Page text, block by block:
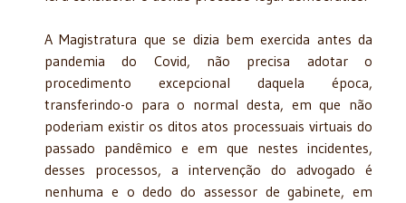
A Magistratura que se dizia bem exercida antes da
pandemia do Covid, não precisa adotar o
procedimento excepcional daquela época,
transferindo-o para o normal desta, em que não
poderiam existir os ditos atos processuais virtuais do
passado pandêmico e em que nestes incidentes,
desses processos, a intervenção do advogado é
nenhuma e o dedo do assessor de gabinete, em